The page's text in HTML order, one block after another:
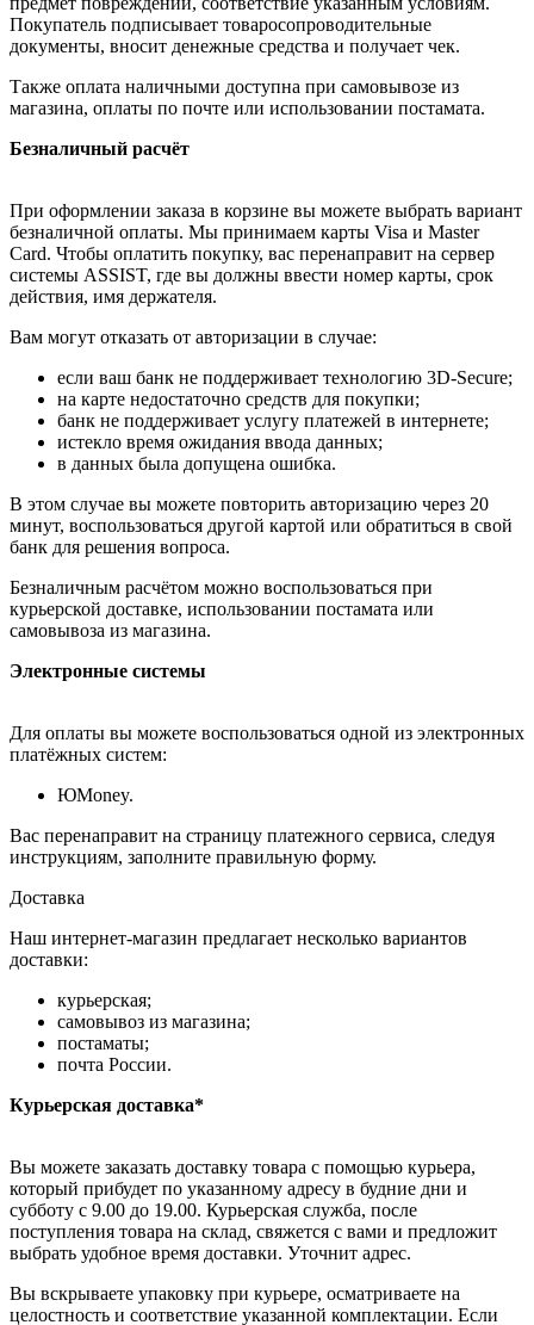
Покупатель подписывает товаросопроводительные
документы, вносит денежные средства и получает чек.
Также оплата наличными доступна при самовывозе из
магазина, оплаты по почте или использовании постамата.
Безналичный расчёт
При оформлении заказа в корзине вы можете выбрать вариант
безналичной оплаты. Мы принимаем карты Visa и Master
Card. Чтобы оплатить покупку, вас перенаправит на сервер
системы ASSIST, где вы должны ввести номер карты, срок
действия, имя держателя.
Вам могут отказать от авторизации в случае:
если ваш банк не поддерживает технологию 3D-Secure;
на карте недостаточно средств для покупки;
банк не поддерживает услугу платежей в интернете;
истекло время ожидания ввода данных;
в данных была допущена ошибка.
В этом случае вы можете повторить авторизацию через 20
минут, воспользоваться другой картой или обратиться в свой
банк для решения вопроса.
Безналичным расчётом можно воспользоваться при
курьерской доставке, использовании постамата или
самовывоза из магазина.
Электронные системы
Для оплаты вы можете воспользоваться одной из электронных
платёжных систем:
ЮMoney.
Вас перенаправит на страницу платежного сервиса, следуя
инструкциям, заполните правильную форму.
Доставка
Наш интернет-магазин предлагает несколько вариантов
доставки:
курьерская;
самовывоз из магазина;
постаматы;
почта России.
Курьерская доставка*
Вы можете заказать доставку товара с помощью курьера,
который прибудет по указанному адресу в будние дни и
субботу с 9.00 до 19.00. Курьерская служба, после
поступления товара на склад, свяжется с вами и предложит
выбрать удобное время доставки. Уточнит адрес.
Вы вскрываете упаковку при курьере, осматриваете на
целостность и соответствие указанной комплектации. Если